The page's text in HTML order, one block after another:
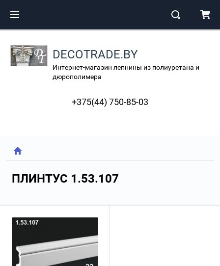
DECOTRADE.BY
Интернет-магазин лепнины из полиуретана и
дюрополимера
+375(44) 750-85-03
ПЛИНТУС 1.53.107